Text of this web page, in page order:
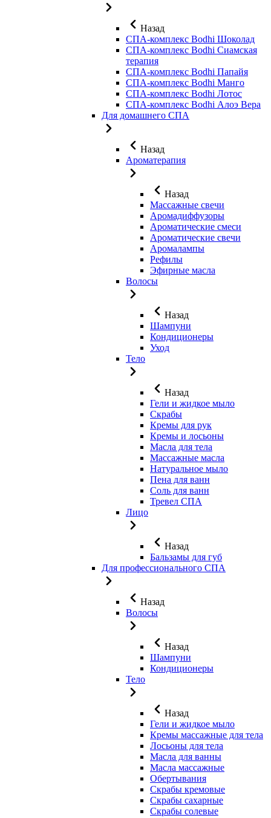
Назад
СПА-комплекс Bodhi Шоколад
СПА-комплекс Bodhi Сиамская
терапия
СПА-комплекс Bodhi Папайя
СПА-комплекс Bodhi Манго
СПА-комплекс Bodhi Лотос
СПА-комплекс Bodhi Алоэ Вера
Для домашнего СПА
Назад
Ароматерапия
Назад
Массажные свечи
Аромадиффузоры
Ароматические смеси
Ароматические свечи
Аромалампы
Рефилы
Эфирные масла
Волосы
Назад
Шампуни
Кондиционеры
Уход
Тело
Назад
Гели и жидкое мыло
Скрабы
Кремы для рук
Кремы и лосьоны
Масла для тела
Массажные масла
Натуральное мыло
Пена для ванн
Соль для ванн
Тревел СПА
Лицо
Назад
Бальзамы для губ
Для профессионального СПА
Назад
Волосы
Назад
Шампуни
Кондиционеры
Тело
Назад
Гели и жидкое мыло
Кремы массажные для тела
Лосьоны для тела
Масла для ванны
Масла массажные
Обертывания
Скрабы кремовые
Скрабы сахарные
Скрабы солевые